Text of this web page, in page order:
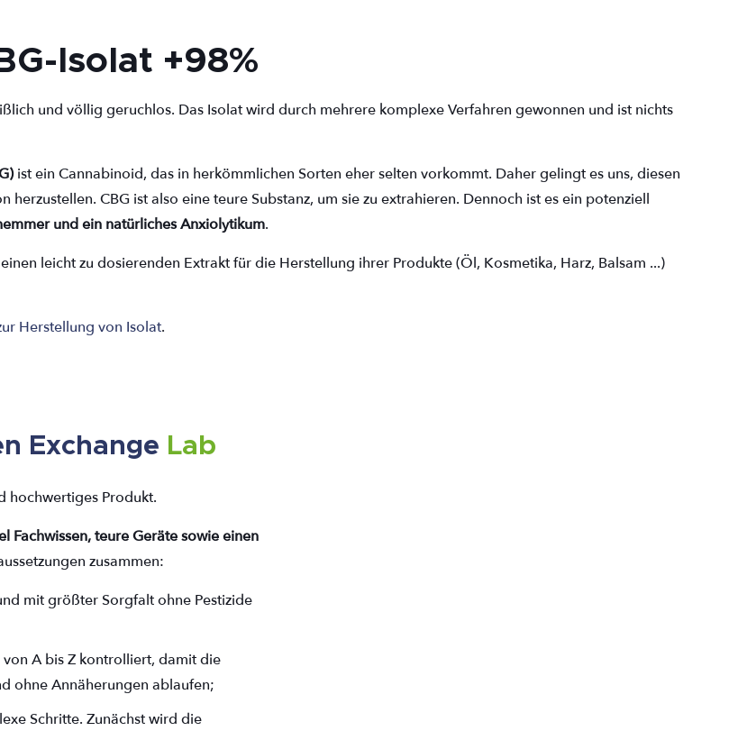
Isolat +98%
und völlig geruchlos. Das Isolat wird durch mehrere komplexe Verfahren gewonnen und ist nichts
ist ein Cannabinoid, das in herkömmlichen Sorten eher selten vorkommt. Daher gelingt es uns, diesen
CBG ist also eine teure Substanz, um sie zu extrahieren. Dennoch ist es ein potenziell
und ein natürliches Anxiolytikum.
leicht zu dosierenden Extrakt für die Herstellung ihrer Produkte (Öl, Kosmetika, Harz, Balsam ...)
Herstellung von Isolat.
Exchange Lab
hochwertiges Produkt.
Fachwissen, teure Geräte sowie einen
zusammen:
mit größter Sorgfalt ohne Pestizide
von A bis Z kontrolliert, damit die
ohne Annäherungen ablaufen;
Schritte. Zunächst wird die